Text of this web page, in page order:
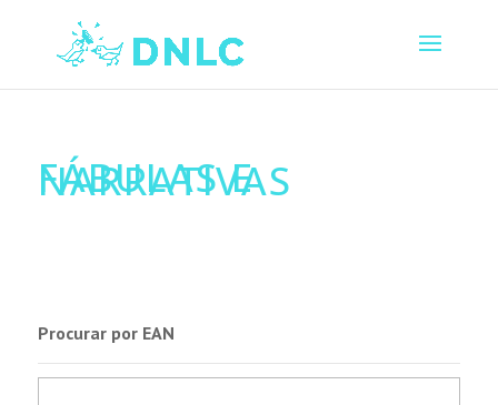
FÁBULAS E
NARRATIVAS
Procurar por EAN